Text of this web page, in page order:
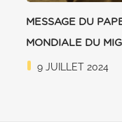
MESSAGE DU
MONDIALE DU
9 JUILLET 2024